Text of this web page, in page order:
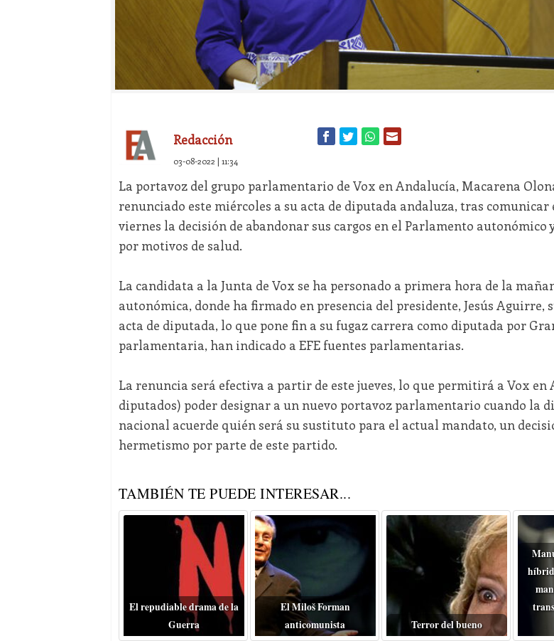
Redacción
03-08-2022 | 11:34
La portavoz del grupo parlamentario de Vox en Andalucía, Macarena
renunciado este miércoles a su acta de diputada andaluza, tras comunicar
viernes la decisión de abandonar sus cargos en el Parlamento autonómico
por motivos de salud.
La candidata a la Junta de Vox se ha personado a primera hora de la
autonómica, donde ha firmado en presencia del presidente, Jesús Aguirre,
acta de diputada, lo que pone fin a su fugaz carrera como diputada por
parlamentaria, han indicado a EFE fuentes parlamentarias.
La renuncia será efectiva a partir de este jueves, lo que permitirá a Vox en
diputados) poder designar a un nuevo portavoz parlamentario cuando la
nacional acuerde quién será su sustituto para el actual mandato, un
hermetismo por parte de este partido.
TAMBIÉN TE PUEDE INTERESAR...
El repudiable drama de la
Guerra
El Miloš Forman
anticomunista
Terror del bueno